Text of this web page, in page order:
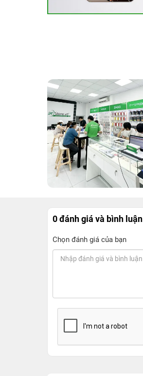
0 đánh giá và bình luận
Chọn đánh giá của bạn